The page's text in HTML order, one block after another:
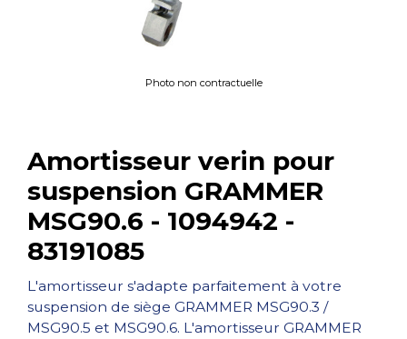
Amortisseur verin pour
suspension GRAMMER
MSG90.6 - 1094942 -
83191085
L'amortisseur s'adapte parfaitement à votre
suspension de siège GRAMMER MSG90.3 /
MSG90.5 et MSG90.6. L'amortisseur GRAMMER
Photo non contractuelle